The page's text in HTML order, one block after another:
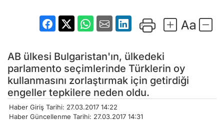
AB ülkesi Bulgaristan'ın, ülkedeki
parlamento seçimlerinde Türklerin oy
kullanmasını zorlaştırmak için getirdiği
engeller tepkilere neden oldu.
Haber Giriş Tarihi: 27.03.2017 14:22
Haber Güncellenme Tarihi: 27.03.2017 14:31